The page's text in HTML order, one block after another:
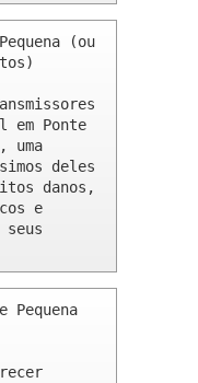
(ou
em Ponte
uma
deles
danos,
e
Pequena